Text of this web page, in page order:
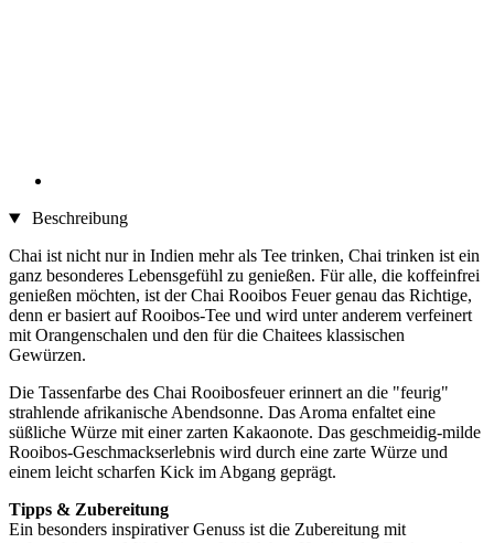
Beschreibung
Chai ist nicht nur in Indien mehr als Tee trinken, Chai trinken ist ein
ganz besonderes Lebensgefühl zu genießen. Für alle, die koffeinfrei
genießen möchten, ist der Chai Rooibos Feuer genau das Richtige,
denn er basiert auf Rooibos-Tee und wird unter anderem verfeinert
mit Orangenschalen und den für die Chaitees klassischen
Gewürzen.
Die Tassenfarbe des Chai Rooibosfeuer erinnert an die "feurig"
strahlende afrikanische Abendsonne. Das Aroma enfaltet eine
süßliche Würze mit einer zarten Kakaonote. Das geschmeidig-milde
Rooibos-Geschmackserlebnis wird durch eine zarte Würze und
einem leicht scharfen Kick im Abgang geprägt.
Tipps & Zubereitung
Ein besonders inspirativer Genuss ist die Zubereitung mit